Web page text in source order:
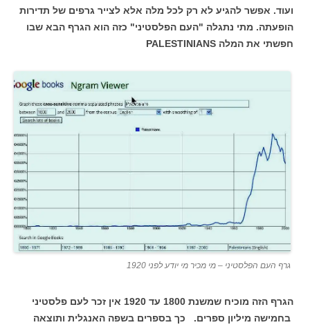
ועוד. אפשר להגיע לא רק לכל מלה אלא לצייר גרפים של תדירות
הופעתה. מתי נתגלה "העם הפלסטיני" כזה הוא הגרף הבא שבו
חפשתי את המלה PALESTINIANS
גרף העם הפלסטיני – מי מכיר מי יודע לפני 1920
הגרף הזה מוכיח שמשנת 1800 עד 1920 אין זכר לעם פלסטיני
בחמישה מיליון ספרים.
כך בספרים בשפה האנגלית ותוצאה